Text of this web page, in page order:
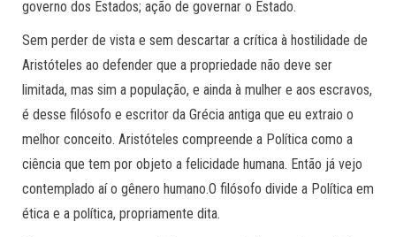
governo dos Estados; ação de governar o Estado.
Sem perder de vista e sem descartar a crítica à hostilidade de
Aristóteles ao defender que a propriedade não deve ser
limitada, mas sim a população, e ainda à mulher e aos escravos,
é desse filósofo e escritor da Grécia antiga que eu extraio o
melhor conceito. Aristóteles compreende a Política como a
ciência que tem por objeto a felicidade humana. Então já vejo
contemplado aí o gênero humano.O filósofo divide a Política em
ética e a política, propriamente dita.